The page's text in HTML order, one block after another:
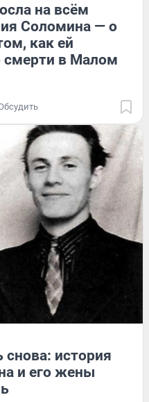
на всём
Соломина — о
как ей
смерти в Малом
снова: история
и его жены